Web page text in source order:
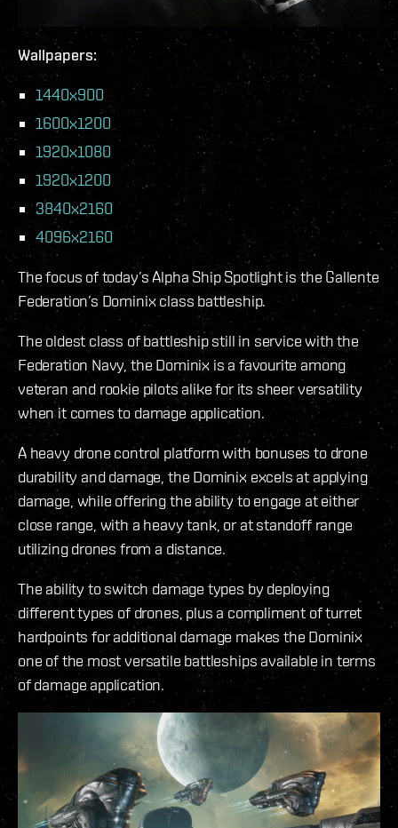
Wallpapers:
1440x900
1600x1200
1920x1080
1920x1200
3840x2160
4096x2160
The focus of today’s Alpha Ship Spotlight is the Gallente
Federation’s Dominix class battleship.
The oldest class of battleship still in service with the
Federation Navy, the Dominix is a favourite among
veteran and rookie pilots alike for its sheer versatility
when it comes to damage application.
A heavy drone control platform with bonuses to drone
durability and damage, the Dominix excels at applying
damage, while offering the ability to engage at either
close range, with a heavy tank, or at standoff range
utilizing drones from a distance.
The ability to switch damage types by deploying
different types of drones, plus a compliment of turret
hardpoints for additional damage makes the Dominix
one of the most versatile battleships available in terms
of damage application.